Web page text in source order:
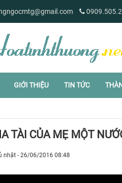
GIỚI THIỆU TIN TỨC
TÀI CỦA MẸ MỘT
nhật - 26/06/2016 08:48